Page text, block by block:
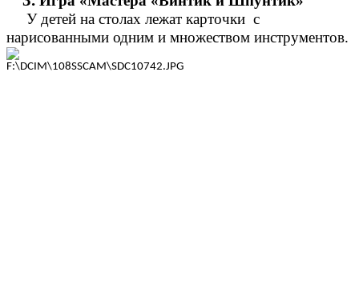
У детей на столах лежат карточки с
нарисованными одним и множеством инструментов.